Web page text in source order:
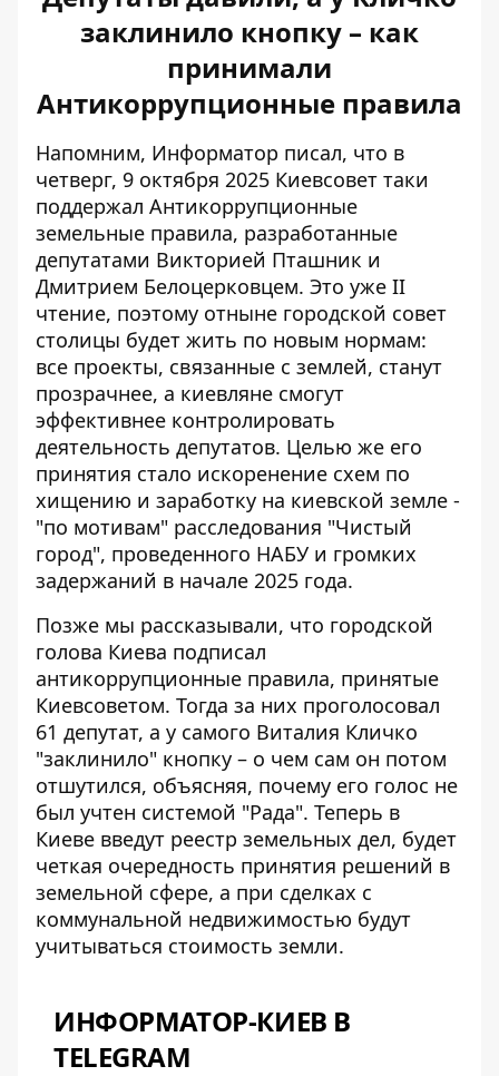
заклинило кнопку – как
принимали
Антикоррупционные правила
Напомним, Информатор писал, что в
четверг, 9 октября 2025 Киевсовет таки
поддержал Антикоррупционные
земельные правила, разработанные
депутатами Викторией Пташник и
Дмитрием Белоцерковцем. Это уже ІІ
чтение, поэтому отныне городской совет
столицы будет жить по новым нормам:
все проекты, связанные с землей, станут
прозрачнее, а киевляне смогут
эффективнее контролировать
деятельность депутатов. Целью же его
принятия стало искоренение схем по
хищению и заработку на киевской земле -
"по мотивам" расследования "Чистый
город", проведенного НАБУ и громких
задержаний в начале 2025 года.
Позже мы рассказывали, что городской
голова Киева подписал
антикоррупционные правила, принятые
Киевсоветом. Тогда за них проголосовал
61 депутат, а у самого Виталия Кличко
"заклинило" кнопку – о чем сам он потом
отшутился, объясняя, почему его голос не
был учтен системой "Рада". Теперь в
Киеве введут реестр земельных дел, будет
четкая очередность принятия решений в
земельной сфере, а при сделках с
коммунальной недвижимостью будут
учитываться стоимость земли.
ИНФОРМАТОР-КИЕВ В
TELEGRAM